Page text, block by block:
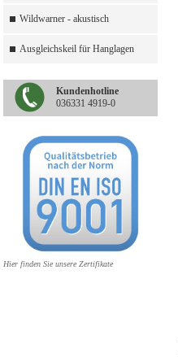
Wildwarner - akustisch
Ausgleichskeil für Hanglagen
Kundenhotline
036331 4919-0
Hier finden Sie unsere Zertifikate